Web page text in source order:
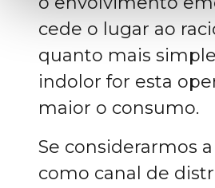
cede o lugar ao
quanto mais
indolor for esta
maior o consumo.
Se considerarmos
como canal de